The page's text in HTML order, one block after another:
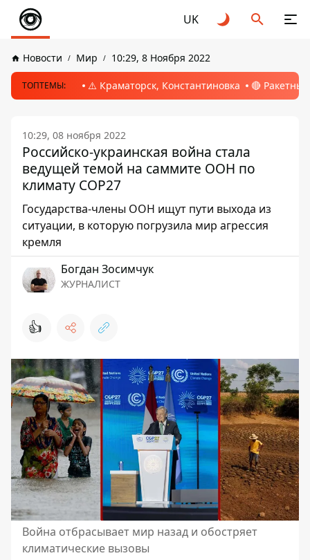
UK
Новости Мир 10:29, 8 Ноября 2022
ТОПТЕМЫ: ⚠️ Краматорск, Константиновка 🔴
10:29, 08 ноября 2022
Российско-украинская война стала
ведущей темой на саммите ООН по
климату COP27
Государства-члены ООН ищут пути выхода из
ситуации, в которую погрузила мир агрессия
кремля
Богдан Зосимчук
ЖУРНАЛИСТ
👍
Война отбрасывает мир назад и обостряет
климатические вызовы